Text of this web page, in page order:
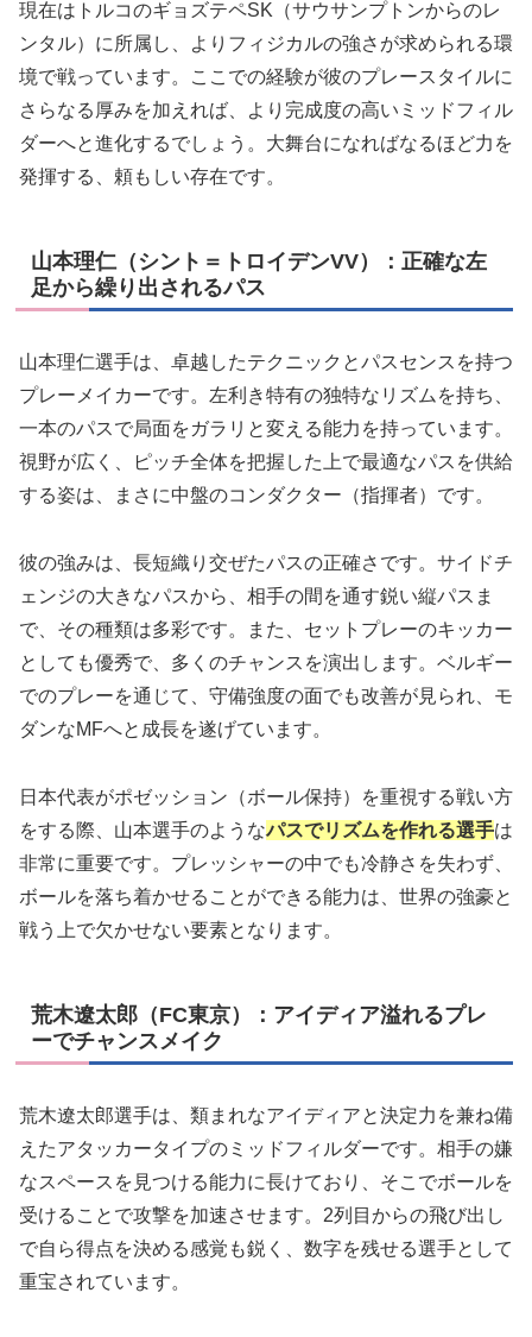
現在はトルコのギョズテペSK（サウサンプトンからのレ
ンタル）に所属し、よりフィジカルの強さが求められる環
境で戦っています。ここでの経験が彼のプレースタイルに
さらなる厚みを加えれば、より完成度の高いミッドフィル
ダーへと進化するでしょう。大舞台になればなるほど力を
発揮する、頼もしい存在です。
山本理仁（シント＝トロイデンVV）：正確な左
足から繰り出されるパス
山本理仁選手は、卓越したテクニックとパスセンスを持つ
プレーメイカーです。左利き特有の独特なリズムを持ち、
一本のパスで局面をガラリと変える能力を持っています。
視野が広く、ピッチ全体を把握した上で最適なパスを供給
する姿は、まさに中盤のコンダクター（指揮者）です。
彼の強みは、長短織り交ぜたパスの正確さです。サイドチ
ェンジの大きなパスから、相手の間を通す鋭い縦パスま
で、その種類は多彩です。また、セットプレーのキッカー
としても優秀で、多くのチャンスを演出します。ベルギー
でのプレーを通じて、守備強度の面でも改善が見られ、モ
ダンなMFへと成長を遂げています。
日本代表がポゼッション（ボール保持）を重視する戦い方
をする際、山本選手のようなパスでリズムを作れる選手は
非常に重要です。プレッシャーの中でも冷静さを失わず、
ボールを落ち着かせることができる能力は、世界の強豪と
戦う上で欠かせない要素となります。
荒木遼太郎（FC東京）：アイディア溢れるプレ
ーでチャンスメイク
荒木遼太郎選手は、類まれなアイディアと決定力を兼ね備
えたアタッカータイプのミッドフィルダーです。相手の嫌
なスペースを見つける能力に長けており、そこでボールを
受けることで攻撃を加速させます。2列目からの飛び出し
で自ら得点を決める感覚も鋭く、数字を残せる選手として
重宝されています。